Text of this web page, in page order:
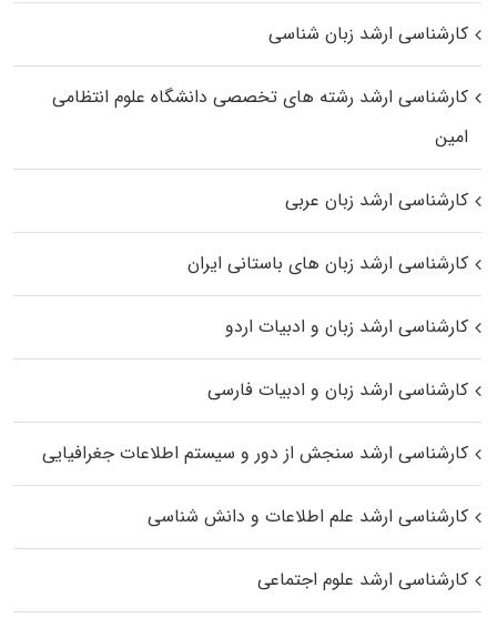
کارشناسی ارشد زبان شناسی
کارشناسی ارشد رﺷﺘﻪ ﻫﺎی تخصصی داﻧﺸﮕﺎه ﻋﻠﻮم انتظامی
اﻣﻴﻦ
کارشناسی ارشد زبان عربی
کارشناسی ارشد زبان‌ های باستانی ایران
کارشناسی ارشد زبان و ادبیات اردو
کارشناسی ارشد زبان و ادبیات فارسی
کارشناسی ارشد سنجش از دور و سیستم اطلاعات جغرافیایی
کارشناسی ارشد علم اطلاعات و دانش شناسی
کارشناسی ارشد علوم اجتماعی